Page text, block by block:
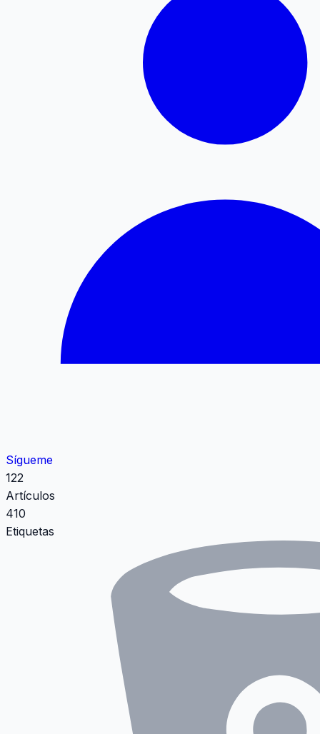
Sígueme
122
Artículos
410
Etiquetas